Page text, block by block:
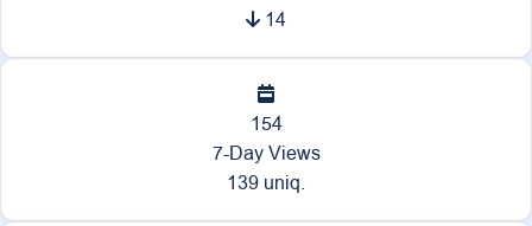
14
154
7-Day Views
139 uniq.